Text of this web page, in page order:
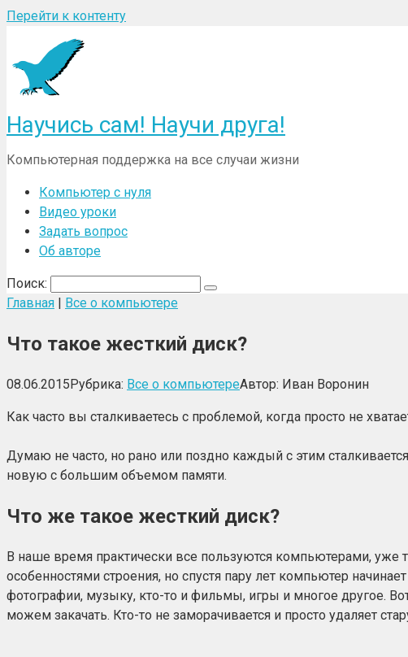
Перейти к контенту
Научись сам! Научи друга!
Компьютерная поддержка на все случаи жизни
Компьютер с нуля
Видео уроки
Задать вопрос
Об авторе
Поиск:
Главная | Все о компьютере
Что такое жесткий диск?
08.06.2015Рубрика: Все о компьютереАвтор: Иван Воронин
Как часто вы сталкиваетесь с проблемой, когда просто не
Думаю не часто, но рано или поздно каждый с этим
новую с большим объемом памяти.
Что же такое жесткий диск?
В наше время практически все пользуются компьютерами,
особенностями строения, но спустя пару лет компьютер
фотографии, музыку, кто-то и фильмы, игры и многое другое.
можем закачать. Кто-то не заморачивается и просто удаляет